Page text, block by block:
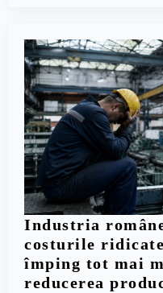
Industria
costurile
împing tot mai
reducerea